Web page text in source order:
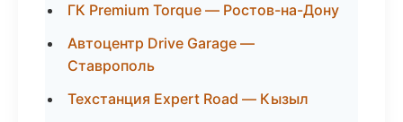
ГК Premium Torque — Ростов-на-Дону
Автоцентр Drive Garage —
Ставрополь
Техстанция Expert Road — Кызыл